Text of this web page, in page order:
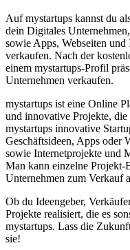
Auf mystartups kannst du
dein Digitales
sowie Apps, Webseiten
verkaufen. Nach der
einem mystartups-Profil
Unternehmen verkaufen.
mystartups ist eine Online
und innovative Projekte,
mystartups innovative
Geschäftsideen, Apps oder
sowie Internetprojekte und
Man kann einzelne Projekt-
Unternehmen zum Verkauf
Ob du Ideengeber,
Projekte realisiert, die es
mystartups. Lass die
sie!